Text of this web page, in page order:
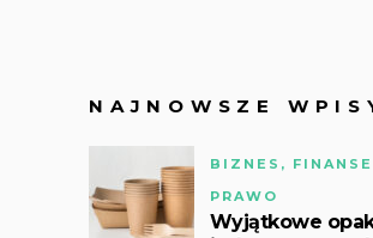
NAJNOWSZE
BIZNES,
PRAWO
Wyjątkowe